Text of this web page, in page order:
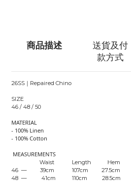
商品描述
送貨及付
款方式
26SS｜Repaired Chino
SIZE
46 / 48 / 50
MATERIAL
- 100% Linen
- 100% Cotton
MEASUREMENTS
Waist Length Hem
46 — 39cm 107cm 27.5cm
48 — 41cm 110cm 28.5cm